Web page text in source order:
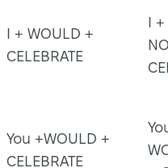
I + WOULD +
CELEBRATE
I +
You +WOULD +
CELEBRATE